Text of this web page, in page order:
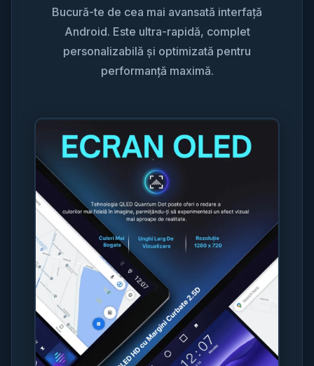
Bucură-te de cea mai avansată interfață
Android. Este ultra-rapidă, complet
personalizabilă și optimizată pentru
performanță maximă.